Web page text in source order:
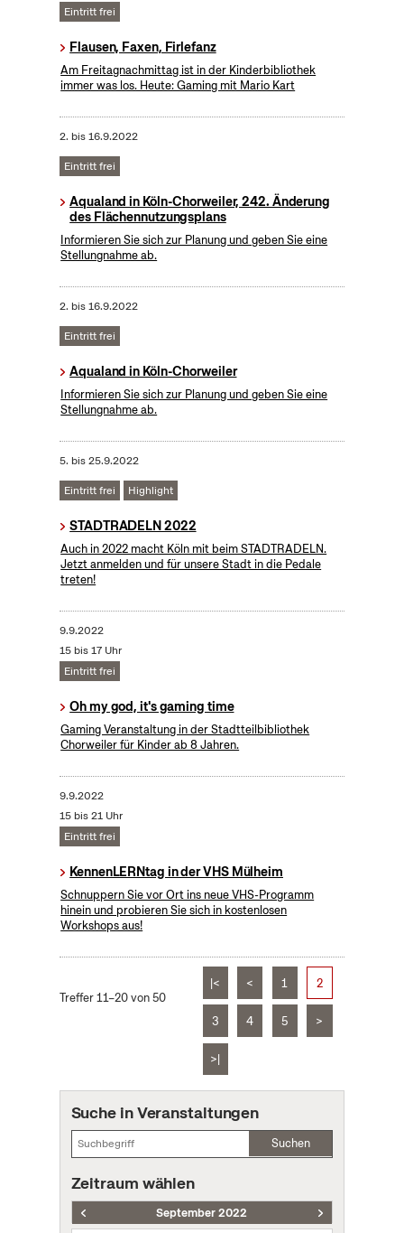
Eintritt frei
Flausen, Faxen, Firlefanz
Am Freitagnachmittag ist in der Kinderbibliothek
immer was los. Heute: Gaming mit Mario Kart
2. bis16.9.2022
Eintritt frei
Aqualand in Köln-Chorweiler, 242. Änderung
des Flächennutzungsplans
Informieren Sie sich zur Planung und geben Sie eine
Stellungnahme ab.
2. bis16.9.2022
Eintritt frei
Aqualand in Köln-Chorweiler
Informieren Sie sich zur Planung und geben Sie eine
Stellungnahme ab.
5. bis25.9.2022
Eintritt frei Highlight
STADTRADELN 2022
Auch in 2022 macht Köln mit beim STADTRADELN.
Jetzt anmelden und für unsere Stadt in die Pedale
treten!
9.9.2022
15 bis 17 Uhr
Eintritt frei
Oh my god, it's gaming time
Gaming Veranstaltung in der Stadtteilbibliothek
Chorweiler für Kinder ab 8 Jahren.
9.9.2022
15 bis 21 Uhr
Eintritt frei
KennenLERNtag in der VHS Mülheim
Schnuppern Sie vor Ort ins neue VHS-Programm
hinein und probieren Sie sich in kostenlosen
Workshops aus!
Treffer 11–20 von 50
|< < 1 2
3 4 5 >
>|
Suche in Veranstaltungen
Suchen
Zeitraum wählen
September 2022